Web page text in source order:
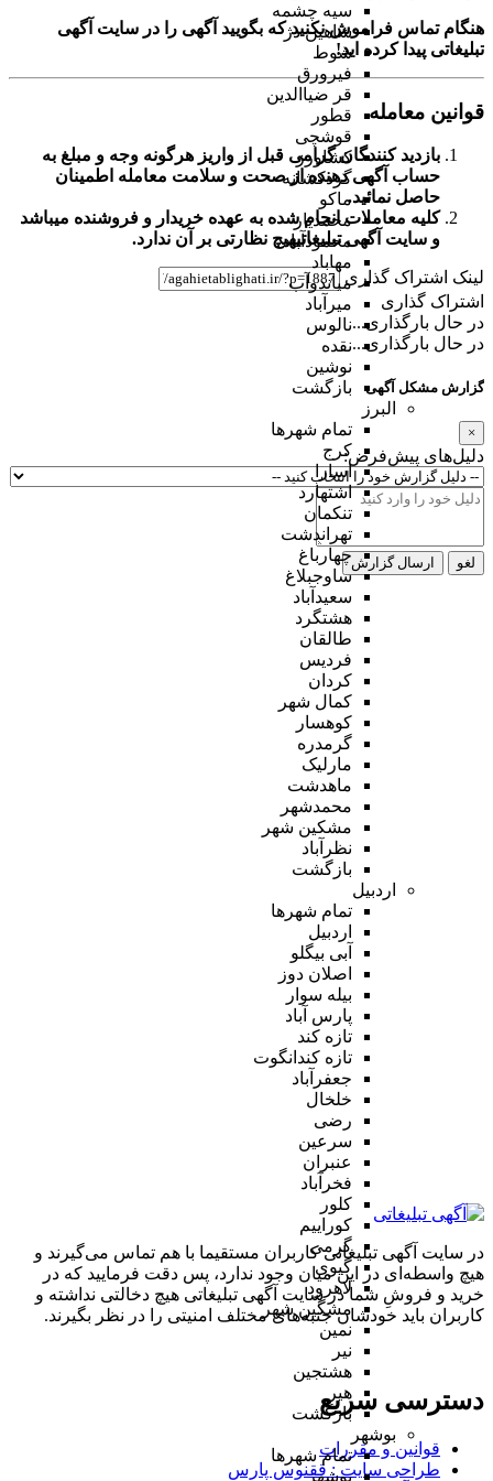
سیه چشمه
شاهین دژ
شوط
فیرورق
قر ضیاالدین
قطور
قوشچی
کشاورز
گردکشانه
ماکو
محمدیار
محمودآباد
مهاباد
میاندوآب
میرآباد
نالوس
نقده
نوشین
بازگشت
البرز
تمام شهر‌ها
کرج
اسارا
اشتهارد
تنکمان
تهراندشت
چهارباغ
ساوجبلاغ
سعیدآباد
هشتگرد
طالقان
فردیس
کردان
کمال شهر
کوهسار
گرمدره
مارلیک
ماهدشت
محمدشهر
مشکین شهر
نظرآباد
بازگشت
اردبیل
تمام شهر‌ها
اردبیل
آبی بیگلو
اصلان دوز
بیله سوار
پارس آباد
تازه کند
تازه کندانگوت
جعفرآباد
خلخال
رضی
سرعین
عنبران
فخرآباد
کلور
کوراییم
گرمی
گیوی
لاهرود
مشگین شهر
نمین
نیر
هشتجین
هیر
بازگشت
بوشهر
تمام شهر‌ها
بوشهر
هنگام تماس فراموش نکنید که بگویید آگهی را در سایت آگهی
تبلیغاتی پیدا کرده اید!
قوانین معامله
بازدید کنندگان گرامی قبل از واریز هرگونه وجه و مبلغ به
حساب آگهی دهنده از صحت و سلامت معامله اطمینان
حاصل نمائید.
کلیه معاملات انجام شده به عهده خریدار و فروشنده میباشد
و سایت آگهی تبلیغاتیهیچ نظارتی بر آن ندارد.
لینک اشتراک گذاری
اشتراک گذاری
در حال بارگذاری...
در حال بارگذاری...
گزارش مشکل آگهی
×
دلیل‌های پیش‌فرض:
لغو ارسال گزارش
در سایت آگهی تبلیغاتی کاربران مستقیما با هم تماس می‌گیرند و
هیچ واسطه‌ای در این میان وجود ندارد، پس دقت فرمایید که در
خرید و فروشِ شما در سایت آگهی تبلیغاتی هیچ دخالتی نداشته و
کاربران باید خودشان جنبه‌های مختلف امنیتی را در نظر بگیرند.
دسترسی سریع
قوانین و مقررات
طراحی سایت : ققنوس پارس